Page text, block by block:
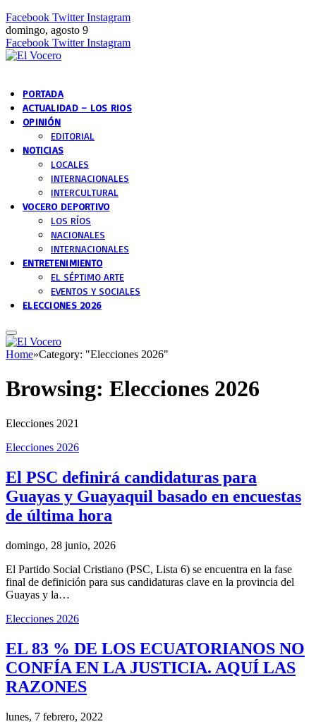
Facebook Twitter Instagram
domingo, agosto 9
Facebook Twitter Instagram
PORTADA
ACTUALIDAD – LOS RIOS
OPINIÓN
EDITORIAL
NOTICIAS
LOCALES
INTERNACIONALES
INTERCULTURAL
VOCERO DEPORTIVO
LOS RÍOS
NACIONALES
INTERNACIONALES
ENTRETENIMIENTO
EL SÉPTIMO ARTE
EVENTOS Y SOCIALES
ELECCIONES 2026
Home»Category: "Elecciones 2026"
Browsing: Elecciones 2026
Elecciones 2021
Elecciones 2026
El PSC definirá candidaturas para
Guayas y Guayaquil basado en encuestas
de última hora
domingo, 28 junio, 2026
El Partido Social Cristiano (PSC, Lista 6) se encuentra en la fase
final de definición para sus candidaturas clave en la provincia del
Guayas y la…
Elecciones 2026
EL 83 % DE LOS ECUATORIANOS NO
CONFÍA EN LA JUSTICIA. AQUÍ LAS
RAZONES
lunes, 7 febrero, 2022